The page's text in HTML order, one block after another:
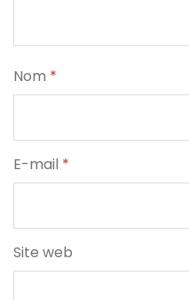
Nom *
E-mail *
Site web